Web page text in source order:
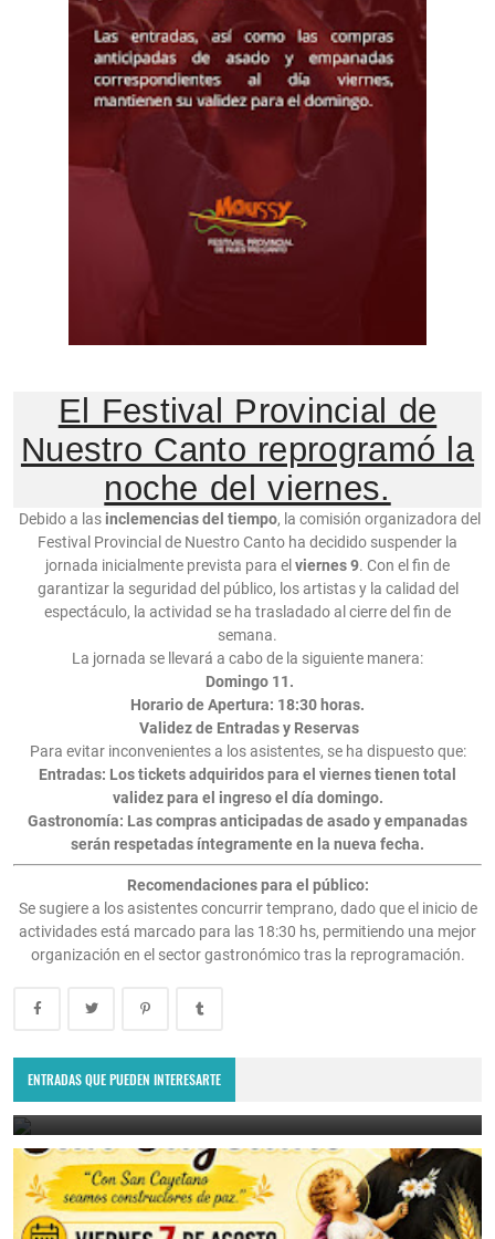
El Festival Provincial de
Nuestro Canto reprogramó la
noche del viernes.
Debido a las inclemencias del tiempo, la comisión organizadora del
Festival Provincial de Nuestro Canto ha decidido suspender la
jornada inicialmente prevista para elviernes 9. Con el fin de
garantizar la seguridad del público, los artistas y la calidad del
espectáculo, la actividad se ha trasladado al cierre del fin de
semana.
La jornada se llevará a cabo de la siguiente manera:
Domingo 11.
Horario de Apertura: 18:30 horas.
Validez de Entradas y Reservas
Para evitar inconvenientes a los asistentes, se ha dispuesto que:
Entradas: Los tickets adquiridos para el viernes tienen total
validezpara el ingreso el día domingo.
Gastronomía: Las compras anticipadas deasado y empanadas
serán respetadas íntegramente en la nueva fecha.
Recomendaciones para el público:
Se sugiere a los asistentes concurrir temprano, dado que el inicio de
actividades está marcado para las 18:30 hs, permitiendo una mejor
organización en el sector gastronómico tras la reprogramación.
ENTRADAS QUE PUEDEN INTERESARTEraviolada del año
August 7, 2026